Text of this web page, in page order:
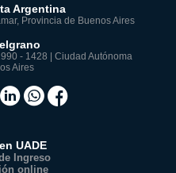
Argentina
Provincia de Buenos Aires
- 1428 | Ciudad Autónoma
Aires
UADE
Ingreso
online